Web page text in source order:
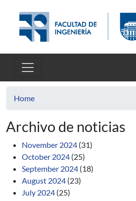
Home
Archivo de noticias
November 2024 (31)
October 2024 (25)
September 2024 (18)
August 2024 (23)
July 2024 (25)